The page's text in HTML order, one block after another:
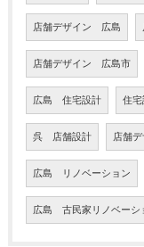
店舗デザイン 広島
店舗デザイン 広島市
広島 住宅設計 住
呉 店舗設計 店舗
広島 リノベーション
広島 古民家リノベーシ